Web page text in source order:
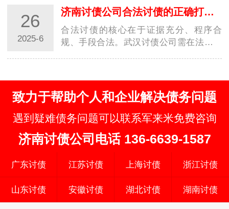
术工商 / 司法数据联动：通过国家企业信
用信息公示系统查询 “老赖” 关联…
26
2025-6
济南讨债公司合法讨债的正确打开方式你知道几种？
合法讨债的核心在于证据充分、程序合
规、手段合法。武汉讨债公司需在法律框
建议债权人优先通过法律途径解决纠纷，
必要时委…
致力于帮助个人和企业解决债务问题
遇到疑难债务问题可以联系军来米免费咨询
济南讨债公司电话 136-6639-1587
广东讨债 江苏讨债 上海讨债 浙江讨债
山东讨债 安徽讨债 湖北讨债 湖南讨债